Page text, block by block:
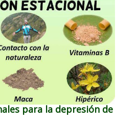
para la depresión de